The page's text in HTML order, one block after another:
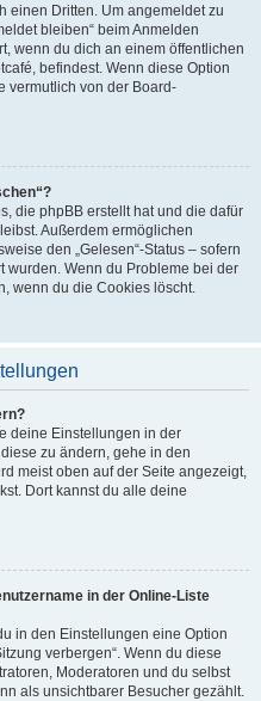
einen Dritten. Um angemeldet zu
bleiben“ beim Anmelden
wenn du dich an einem öffentlichen
befindest. Wenn diese Option
vermutlich von der Board-
die phpBB erstellt hat und die dafür
Außerdem ermöglichen
den „Gelesen“-Status – sofern
wurden. Wenn du Probleme bei der
wenn du die Cookies löscht.
deine Einstellungen in der
zu ändern, gehe in den
meist oben auf der Seite angezeigt,
Dort kannst du alle deine
in der Online-Liste
in den Einstellungen eine Option
verbergen“. Wenn du diese
Moderatoren und du selbst
als unsichtbarer Besucher gezählt.